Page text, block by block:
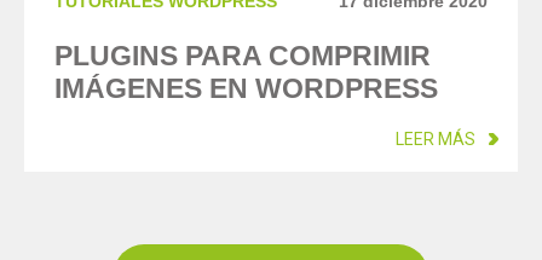
PLUGINS PARA COMPRIMIR
IMÁGENES EN WORDPRESS
LEER MÁS